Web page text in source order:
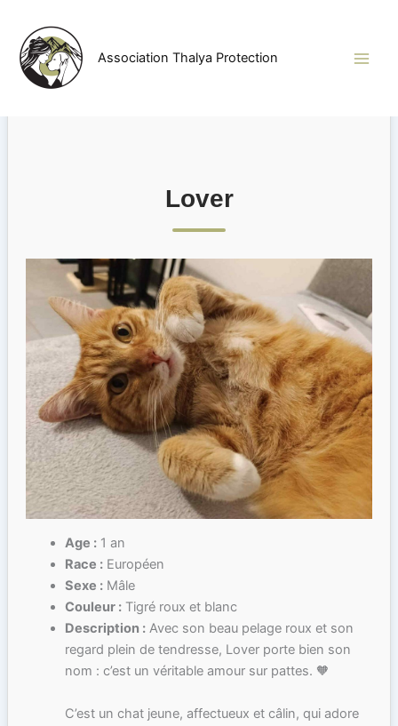
contenu
Association Thalya Protection
Lover
Age :1 an
Race :Européen
Sexe :Mâle
Couleur :Tigré roux et blanc
Description :Avec son beau pelage roux et son
regard plein de tendresse, Lover porte bien son
nom : c’est un véritable amour sur pattes. 🧡
C’est un chat jeune, affectueux et câlin, qui adore